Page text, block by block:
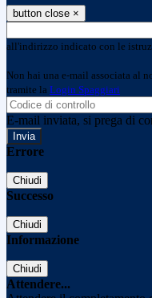
button close ×
all'indirizzo indicato con le
Non hai una e-mail associata al
tramite la Login Spaggiari
E-mail inviata, si prega di
Errore
Chiudi
Successo
Chiudi
Informazione
Chiudi
Attendere...